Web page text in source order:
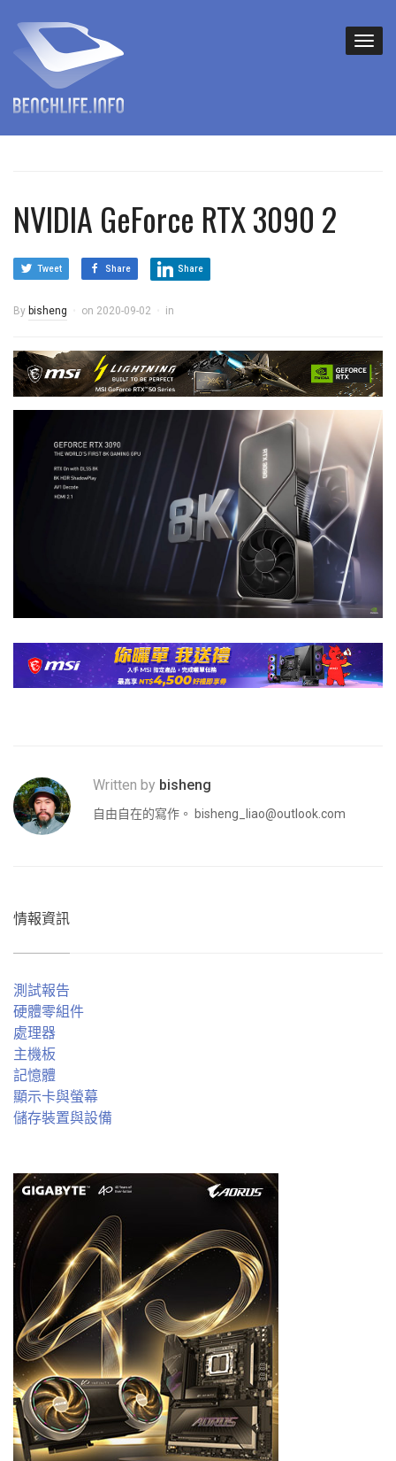
NVIDIA GeForce RTX 3090 2
Tweet Share Share
By bisheng on 2020-09-02 in
Written by bisheng
自由自在的寫作。 bisheng_liao@outlook.com
情報資訊
測試報告
硬體零組件
處理器
主機板
記憶體
顯示卡與螢幕
儲存裝置與設備